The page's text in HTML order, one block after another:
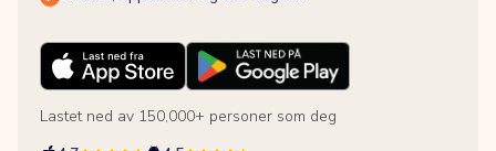
Lastet ned av 150,000+ personer som deg